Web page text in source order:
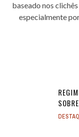
baseado nos
especialmente